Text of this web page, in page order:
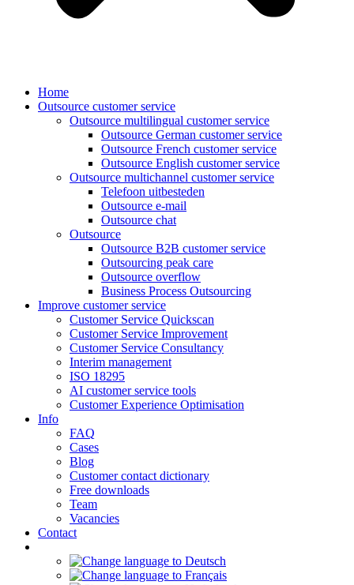
Home
Outsource customer service
Outsource multilingual customer service
Outsource German customer service
Outsource French customer service
Outsource English customer service
Outsource multichannel customer service
Telefoon uitbesteden
Outsource e-mail
Outsource chat
Outsource
Outsource B2B customer service
Outsourcing peak care
Outsource overflow
Business Process Outsourcing
Improve customer service
Customer Service Quickscan
Customer Service Improvement
Customer Service Consultancy
Interim management
ISO 18295
AI customer service tools
Customer Experience Optimisation
Info
FAQ
Cases
Blog
Customer contact dictionary
Free downloads
Team
Vacancies
Contact